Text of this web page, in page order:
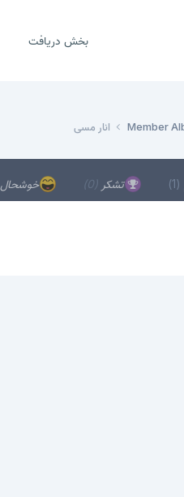
بخش دریافت
Member انار مسی
(1) تشکر (0) خوشحال